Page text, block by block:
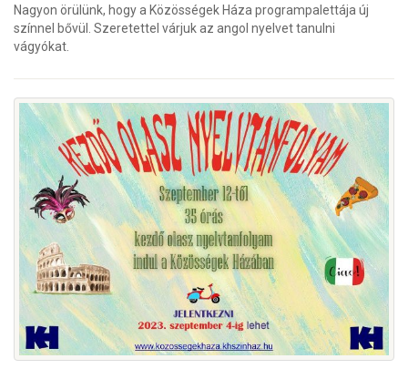
Nagyon örülünk, hogy a Közösségek Háza programpalettája új
színnel bővül. Szeretettel várjuk az angol nyelvet tanulni
vágyókat.